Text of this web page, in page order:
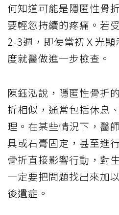
何知道可能是隱匿性骨
要輕忽持續的疼痛。若
2-3週，即使當初Ｘ光
度就醫做進一步檢查。
陳鈺泓說，隱匿性骨折
折相似，通常包括休息
理。在某些情況下，醫
具或石膏固定，甚至進
骨折直接影響行動，對
一定要把問題找出來加
後遺症。